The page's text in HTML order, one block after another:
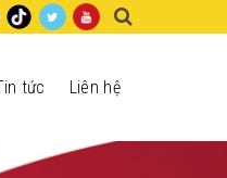
tức Liên hệ